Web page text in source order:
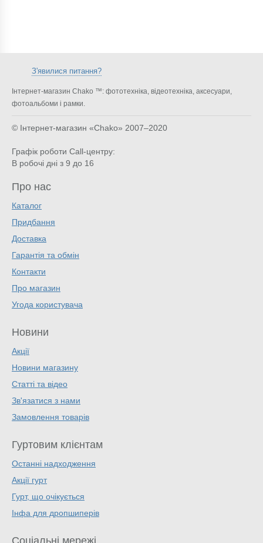
З'явилися питання?
Інтернет-магазин Chako ™: фототехніка, відеотехніка, аксесуари,
фотоальбоми і рамки.
© Інтернет-магазин «Chako» 2007–2020
Графік роботи Call-центру:
В робочі дні з 9 до 16
Про нас
Каталог
Придбання
Доставка
Гарантія та обмін
Контакти
Про магазин
Угода користувача
Новини
Акції
Новини магазину
Статті та відео
Зв'язатися з нами
Замовлення товарів
Гуртовим клієнтам
Останні надходження
Акції гурт
Гурт, що очікується
Інфа для дропшиперів